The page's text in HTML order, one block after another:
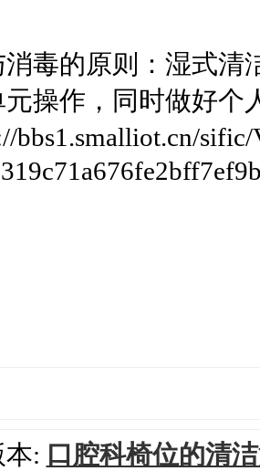
毒的原则：湿式清
操作，同时做好个
bbs1.smalliot.cn/sific/
: 口腔科椅位的清